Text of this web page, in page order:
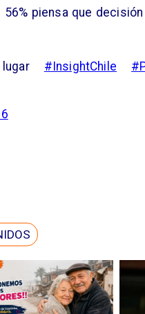
piensa que
#InsightChile